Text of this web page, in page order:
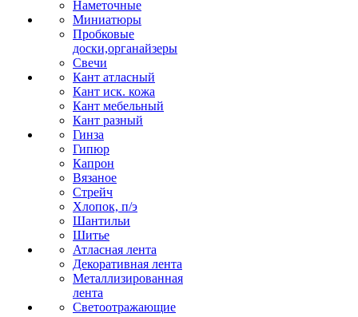
Наметочные
Миниатюры
Пробковые
доски,органайзеры
Свечи
Кант атласный
Кант иск. кожа
Кант мебельный
Кант разный
Гинза
Гипюр
Капрон
Вязаное
Стрейч
Хлопок, п/э
Шантильи
Шитье
Атласная лента
Декоративная лента
Металлизированная
лента
Светоотражающие